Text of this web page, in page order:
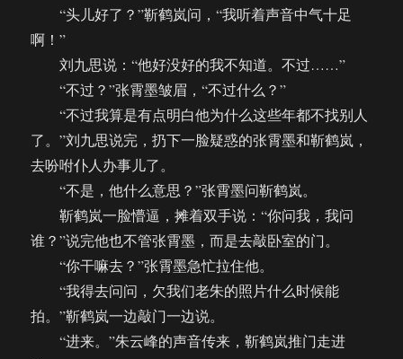
“头儿好了？”靳鹤岚问，“我听着声音中气十足
啊！”
刘九思说：“他好没好的我不知道。不过……”
“不过？”张霄墨皱眉，“不过什么？”
“不过我算是有点明白他为什么这些年都不找别人
了。”刘九思说完，扔下一脸疑惑的张霄墨和靳鹤岚，
去吩咐仆人办事儿了。
“不是，他什么意思？”张霄墨问靳鹤岚。
靳鹤岚一脸懵逼，摊着双手说：“你问我，我问
谁？”说完他也不管张霄墨，而是去敲卧室的门。
“你干嘛去？”张霄墨急忙拉住他。
“我得去问问，欠我们老朱的照片什么时候能
拍。”靳鹤岚一边敲门一边说。
“进来。”朱云峰的声音传来，靳鹤岚推门走进